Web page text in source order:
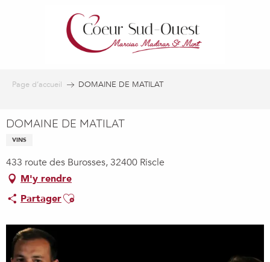
Page d’accueil DOMAINE DE MATILAT
DOMAINE DE MATILAT
VINS
433 route des Burosses, 32400 Riscle
M'y rendre
PartagerAjouter aux favoris